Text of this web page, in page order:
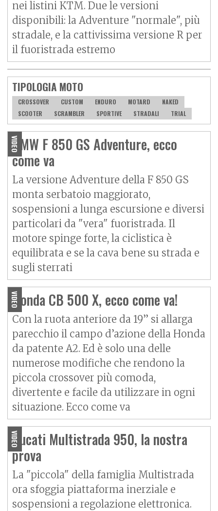
nei listini KTM. Due le versioni
disponibili: la Adventure "normale", più
stradale, e la cattivissima versione R per
il fuoristrada estremo
TIPOLOGIA MOTO
CROSSOVER CUSTOM ENDURO MOTARD
NAKED
SCOOTER
SCRAMBLER SPORTIVE STRADALI TRIAL
VIDEO
BMW F 850 GS Adventure, ecco
come va
La versione Adventure della F 850 GS
monta serbatoio maggiorato,
sospensioni a lunga escursione e diversi
particolari da "vera" fuoristrada. Il
motore spinge forte, la ciclistica è
equilibrata e se la cava bene su strada e
sugli sterrati
VIDEO
Honda CB 500 X, ecco come va!
Con la ruota anteriore da 19” si allarga
parecchio il campo d’azione della Honda
da patente A2. Ed è solo una delle
numerose modifiche che rendono la
piccola crossover più comoda,
divertente e facile da utilizzare in ogni
situazione. Ecco come va
VIDEO
Ducati Multistrada 950, la nostra
prova
La "piccola" della famiglia Multistrada
ora sfoggia piattaforma inerziale e
sospensioni a regolazione elettronica.